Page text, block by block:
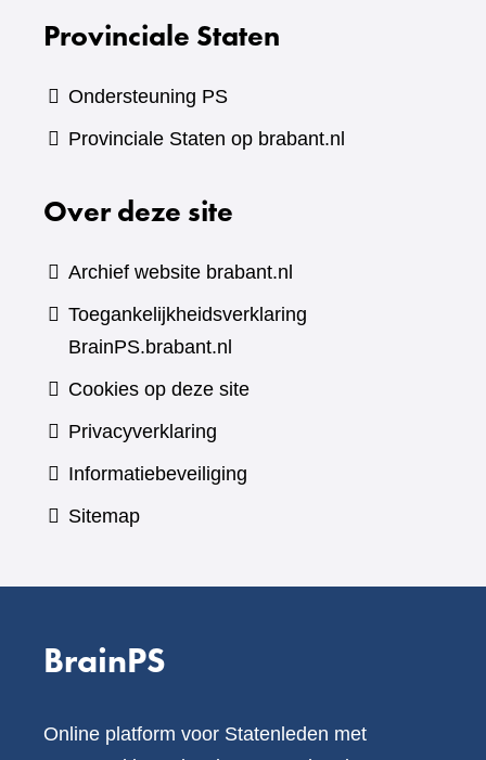
Provinciale Staten
Ondersteuning PS
Provinciale Staten op brabant.nl
Over deze site
Archief website brabant.nl
Toegankelijkheidsverklaring
BrainPS.brabant.nl
Cookies op deze site
Privacyverklaring
Informatiebeveiliging
Sitemap
BrainPS
Online platform voor Statenleden met